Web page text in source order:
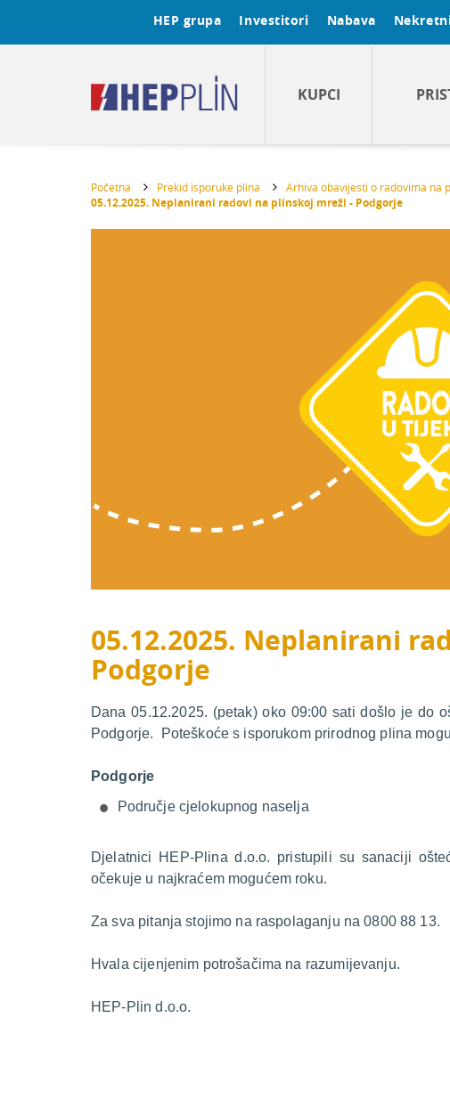
HEP grupa Investitori Nabava
KUPCI
Početna Prekid isporuke plina Arhiva obavijesti o radovima na
05.12.2025. Neplanirani radovi na plinskoj mreži - Podgorje
05.12.2025. Neplanirani
Podgorje
Dana 05.12.2025. (petak) oko 09:00 sati došlo je do
Podgorje. Poteškoće s isporukom prirodnog plina
Podgorje
Područje cjelokupnog naselja
Djelatnici HEP-Plina d.o.o. pristupili su sanaciji
očekuje u najkraćem mogućem roku.
Za sva pitanja stojimo na raspolaganju na 0800 88 13.
Hvala cijenjenim potrošačima na razumijevanju.
HEP-Plin d.o.o.